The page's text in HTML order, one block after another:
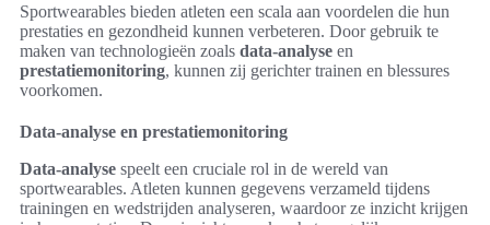
Sportwearables bieden atleten een scala aan voordelen die hun
prestaties en gezondheid kunnen verbeteren. Door gebruik te
maken van technologieën zoals data-analyse en
prestatiemonitoring, kunnen zij gerichter trainen en blessures
voorkomen.
Data-analyse en prestatiemonitoring
Data-analyse speelt een cruciale rol in de wereld van
sportwearables. Atleten kunnen gegevens verzameld tijdens
trainingen en wedstrijden analyseren, waardoor ze inzicht krijgen